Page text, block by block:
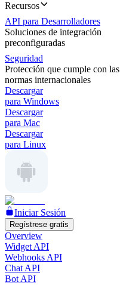
Recursos
API para Desarrolladores
Soluciones de integración
preconfiguradas
Seguridad
Protección que cumple con las
normas internacionales
Descargar
para Windows
Descargar
para Mac
Descargar
para Linux
Iniciar Sesión
Regístrese gratis
Overview
Widget API
Webhooks API
Chat API
Bot API